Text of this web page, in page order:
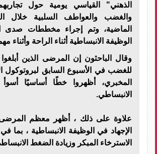
الذهني" القياسي يومية حول
الماضية، وتم إجراء مخططات صدى
الوظيفة الانبساطية أثناء الراحة وأثناء
وقال الباحثون إن المرضى الذين
للغضب في الأسبوع السابق لبروتوكول
المخبري، أظهروا خطًا أساسيًا
الانبساطي.
علاوة على ذلك ، أظهر معظم المرضى
الإجهاد في الوظيفة الانبساطية ، بما
الاسترخاء المبكر وزيادة الضغط